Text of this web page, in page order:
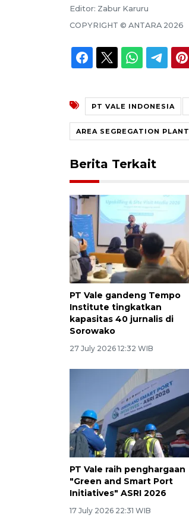
Editor: Zabur Karuru
COPYRIGHT © ANTARA 2026
PT VALE INDONESIA
AREA SEGREGATION PLANT
Berita Terkait
PT Vale gandeng Tempo
Institute tingkatkan
kapasitas 40 jurnalis di
Sorowako
27 July 2026 12:32 WIB
PT Vale raih penghargaan
"Green and Smart Port
Initiatives" ASRI 2026
17 July 2026 22:31 WIB